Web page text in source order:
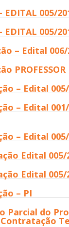
EDITAL 005/
EDITAL 005/
– Edital 006/
PROFESSOR
– Edital
– Edital
– Edital
Edital 005/
Edital 005/
– PI
Parcial do